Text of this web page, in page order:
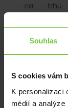
Souhlas
S cookies vám
K personalizaci
médií a
na trhu
investiční
prostředí
nejen